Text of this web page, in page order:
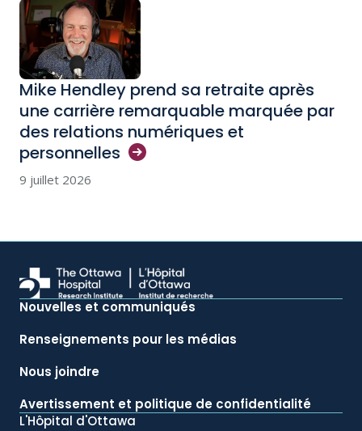
Mike Hendley prend sa retraite après
une carrière remarquable marquée par
des relations numériques et
personnelles
9 juillet 2026
Nouvelles et communiqués
Renseignements pour les médias
Nous joindre
Avertissement et politique de confidentialité
L'Hôpital d'Ottawa